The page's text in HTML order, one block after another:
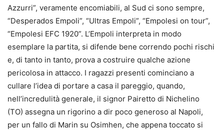
Azzurri”, veramente encomiabili, al Sud ci sono sempre,
“Desperados Empoli”, “Ultras Empoli”, “Empolesi on tour”,
“Empolesi EFC 1920”. L’Empoli interpreta in modo
esemplare la partita, si difende bene correndo pochi rischi
e, di tanto in tanto, prova a costruire qualche azione
pericolosa in attacco. I ragazzi presenti cominciano a
cullare l’idea di portare a casa il pareggio, quando,
nell’incredulità generale, il signor Pairetto di Nichelino
(TO) assegna un rigorino a dir poco generoso al Napoli,
per un fallo di Marin su Osimhen, che appena toccato si